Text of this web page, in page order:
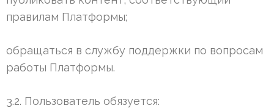
правилам Платформы;
обращаться в службу поддержки по вопросам
работы Платформы.
3.2. Пользователь обязуется: